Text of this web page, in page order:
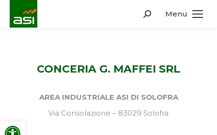
Apri la barra degli strumenti
Menu
Search:
CONCERIA G. MAFFEI SRL
AREA INDUSTRIALE ASI DI SOLOFRA
Via Consolazione – 83029 Solofra